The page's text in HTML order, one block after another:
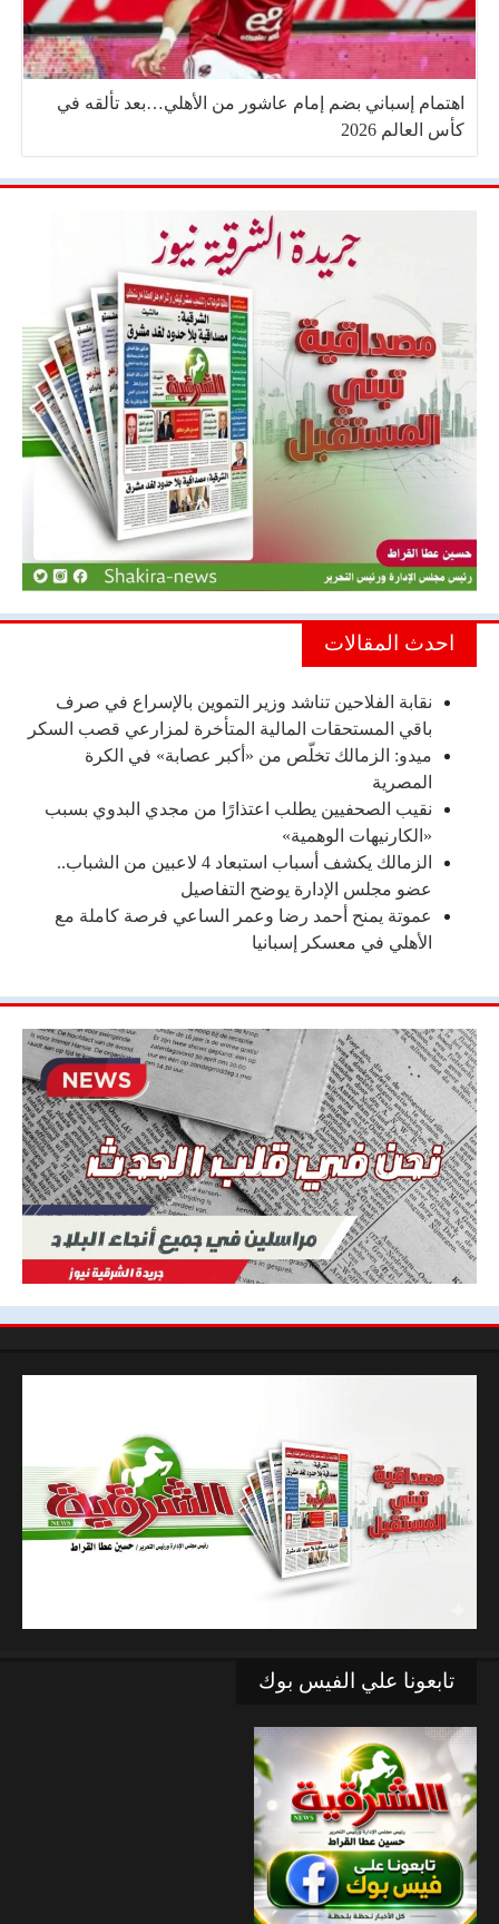
اهتمام إسباني بضم إمام عاشور من الأهلي…بعد تألقه في
كأس العالم 2026
احدث المقالات
نقابة الفلاحين تناشد وزير التموين بالإسراع في صرف
باقي المستحقات المالية المتأخرة لمزارعي قصب السكر
ميدو: الزمالك تخلّص من «أكبر عصابة» في الكرة
المصرية
نقيب الصحفيين يطلب اعتذارًا من مجدي البدوي بسبب
«الكارنيهات الوهمية»
الزمالك يكشف أسباب استبعاد 4 لاعبين من الشباب..
عضو مجلس الإدارة يوضح التفاصيل
عموتة يمنح أحمد رضا وعمر الساعي فرصة كاملة مع
الأهلي في معسكر إسبانيا
تابعونا علي الفيس بوك